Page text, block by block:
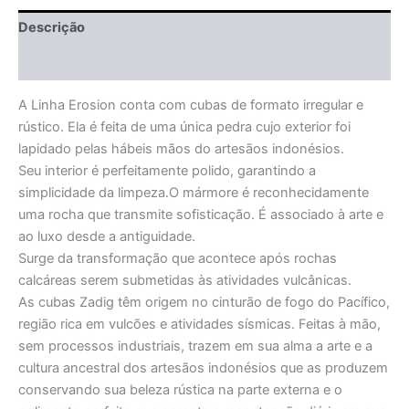
Descrição
A Linha Erosion conta com cubas de formato irregular e
rústico. Ela é feita de uma única pedra cujo exterior foi
lapidado pelas hábeis mãos do artesãos indonésios.
Seu interior é perfeitamente polido, garantindo a
simplicidade da limpeza.O mármore é reconhecidamente
uma rocha que transmite sofisticação. É associado à arte e
ao luxo desde a antiguidade.
Surge da transformação que acontece após rochas
calcáreas serem submetidas às atividades vulcânicas.
As cubas Zadig têm origem no cinturão de fogo do Pacífico,
região rica em vulcões e atividades sísmicas. Feitas à mão,
sem processos industriais, trazem em sua alma a arte e a
cultura ancestral dos artesãos indonésios que as produzem
conservando sua beleza rústica na parte externa e o